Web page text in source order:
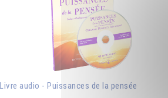
Livre audio - Puissances de la pensée